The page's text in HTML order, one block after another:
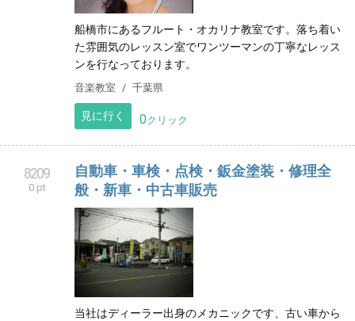
船橋市にあるフルート・オカリナ教室です。落ち着い
た雰囲気のレッスン室でワンツーマンの丁寧なレッス
ンを行なっております。
音楽教室 千葉県
見に行く 0クリック
8209
0 pt
自動車・車検・点検・鈑金塗装・修理全
般・新車・中古車販売
当社はディーラー出身のメカニックです、古い車から